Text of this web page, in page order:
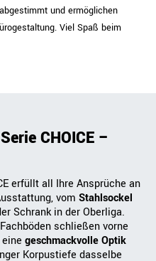
und ermöglichen
Viel Spaß beim
CHOICE –
erfüllt all Ihre Ansprüche an
vom Stahlsockel
Schrank in der Oberliga.
schließen vorne
geschmackvolle Optik
Korpustiefe dasselbe